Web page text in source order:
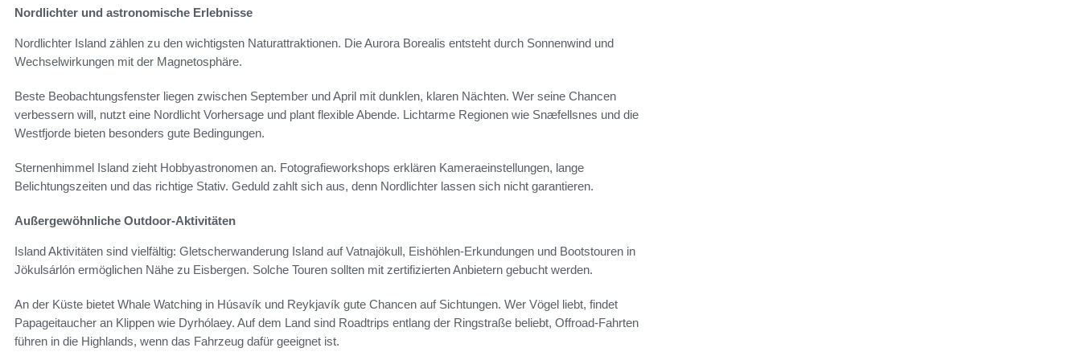
Nordlichter und astronomische Erlebnisse
Nordlichter Island zählen zu den wichtigsten Naturattraktionen. Die Aurora Borealis entsteht durch Sonnenwind und
Wechselwirkungen mit der Magnetosphäre.
Beste Beobachtungsfenster liegen zwischen September und April mit dunklen, klaren Nächten. Wer seine Chancen
verbessern will, nutzt eine Nordlicht Vorhersage und plant flexible Abende. Lichtarme Regionen wie Snæfellsnes und die
Westfjorde bieten besonders gute Bedingungen.
Sternenhimmel Island zieht Hobbyastronomen an. Fotografieworkshops erklären Kameraeinstellungen, lange
Belichtungszeiten und das richtige Stativ. Geduld zahlt sich aus, denn Nordlichter lassen sich nicht garantieren.
Außergewöhnliche Outdoor-Aktivitäten
Island Aktivitäten sind vielfältig: Gletscherwanderung Island auf Vatnajökull, Eishöhlen-Erkundungen und Bootstouren in
Jökulsárlón ermöglichen Nähe zu Eisbergen. Solche Touren sollten mit zertifizierten Anbietern gebucht werden.
An der Küste bietet Whale Watching in Húsavík und Reykjavík gute Chancen auf Sichtungen. Wer Vögel liebt, findet
Papageitaucher an Klippen wie Dyrhólaey. Auf dem Land sind Roadtrips entlang der Ringstraße beliebt, Offroad-Fahrten
führen in die Highlands, wenn das Fahrzeug dafür geeignet ist.